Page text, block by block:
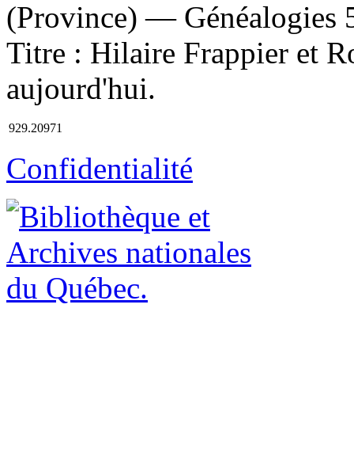
(Province) — Généalogies
Titre : Hilaire Frappier et
aujourd'hui.
929.20971
Confidentialité